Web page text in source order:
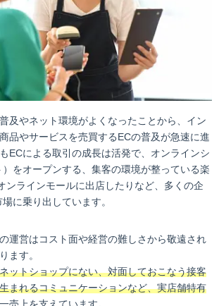
及やネット環境がよくなったことから、イン
品やサービスを売買するECの普及が急速に進
ECによる取引の成長は活発で、オンラインシ
）をオープンする、集客の環境が整っている楽
ンラインモールに出店したりなど、多くの企
に乗り出しています。
運営はコスト面や経営の難しさから敬遠され
ます。
ットショップにない、対面しておこなう接客
まれるコミュニケーションなど、実店舗特有